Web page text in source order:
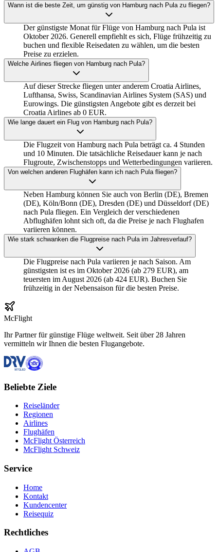
Wann ist die beste Zeit, um günstig von Hamburg nach Pula zu fliegen?
Der günstigste Monat für Flüge von Hamburg nach Pula ist
Oktober 2026. Generell empfiehlt es sich, Flüge frühzeitig zu
buchen und flexible Reisedaten zu wählen, um die besten
Preise zu erzielen.
Welche Airlines fliegen von Hamburg nach Pula?
Auf dieser Strecke fliegen unter anderem Croatia Airlines,
Lufthansa, Swiss, Scandinavian Airlines System (SAS) und
Eurowings. Die günstigsten Angebote gibt es derzeit bei
Croatia Airlines ab 0 EUR.
Wie lange dauert ein Flug von Hamburg nach Pula?
Die Flugzeit von Hamburg nach Pula beträgt ca. 4 Stunden
und 10 Minuten. Die tatsächliche Reisedauer kann je nach
Flugroute, Zwischenstopps und Wetterbedingungen variieren.
Von welchen anderen Flughäfen kann ich nach Pula fliegen?
Neben Hamburg können Sie auch von Berlin (DE), Bremen
(DE), Köln/Bonn (DE), Dresden (DE) und Düsseldorf (DE)
nach Pula fliegen. Ein Vergleich der verschiedenen
Abflughäfen lohnt sich oft, da die Preise je nach Flughafen
variieren können.
Wie stark schwanken die Flugpreise nach Pula im Jahresverlauf?
Die Flugpreise nach Pula variieren je nach Saison. Am
günstigsten ist es im Oktober 2026 (ab 279 EUR), am
teuersten im August 2026 (ab 424 EUR). Buchen Sie
frühzeitig in der Nebensaison für die besten Preise.
McFlight
Ihr Partner für günstige Flüge weltweit. Seit über 28 Jahren
vermitteln wir Ihnen die besten Flugangebote.
Beliebte Ziele
Reiseländer
Regionen
Airlines
Flughäfen
McFlight Österreich
McFlight Schweiz
Service
Home
Kontakt
Kundencenter
Reisequiz
Rechtliches